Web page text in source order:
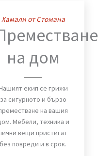
Хамали от Стомана
на дом